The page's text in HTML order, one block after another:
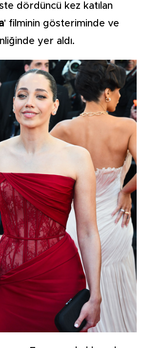
dördüncü kez katılan
' filminin gösteriminde ve
yer aldı.